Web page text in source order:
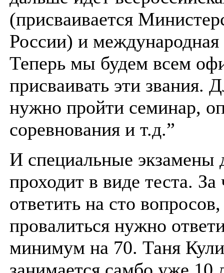
(присваивается
России) и международная
Теперь мы будем всем
присваивать эти звания.
нужно пройти семинар,
соревнования и т.д.”
И специальные экзамены
проходит в виде теста. За
ответить на сто
провалиться нужно
минимум на 70. Таня